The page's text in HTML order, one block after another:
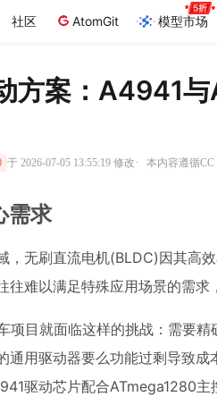
社区 AtomGit 模型市场
方案：A4941
于 2026-07-05 13:55:19 修改· 本内容遵循
需求
，无刷直流电机(BLDC)因其高
往难以满足特殊应用场景的需
项目就面临这样的挑战：需要
通用驱动器要么功能过剩导致
驱动芯片配合ATmega1280